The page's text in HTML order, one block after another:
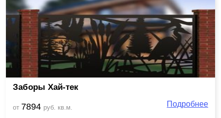
Заборы Хай-тек
от 7894 руб. кв.м. Подробнее